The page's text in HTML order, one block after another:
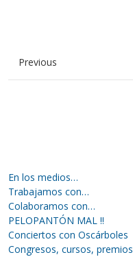
Previous
En los medios…
Trabajamos con…
Colaboramos con…
PELOPANTÓN MAL !!
Conciertos con Oscárboles
Congresos, cursos, premios